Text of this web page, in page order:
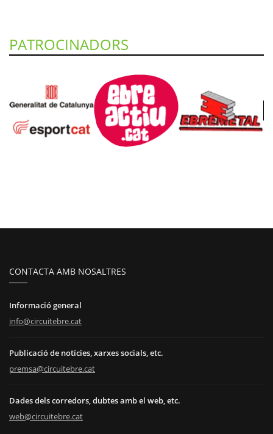
PATROCINADORS
CONTACTA AMB NOSALTRES
Informació general
info@circuitebre.cat
Publicació de notícies, xarxes socials, etc.
premsa@circuitebre.cat
Dades dels corredors, dubtes amb el web, etc.
web@circuitebre.cat